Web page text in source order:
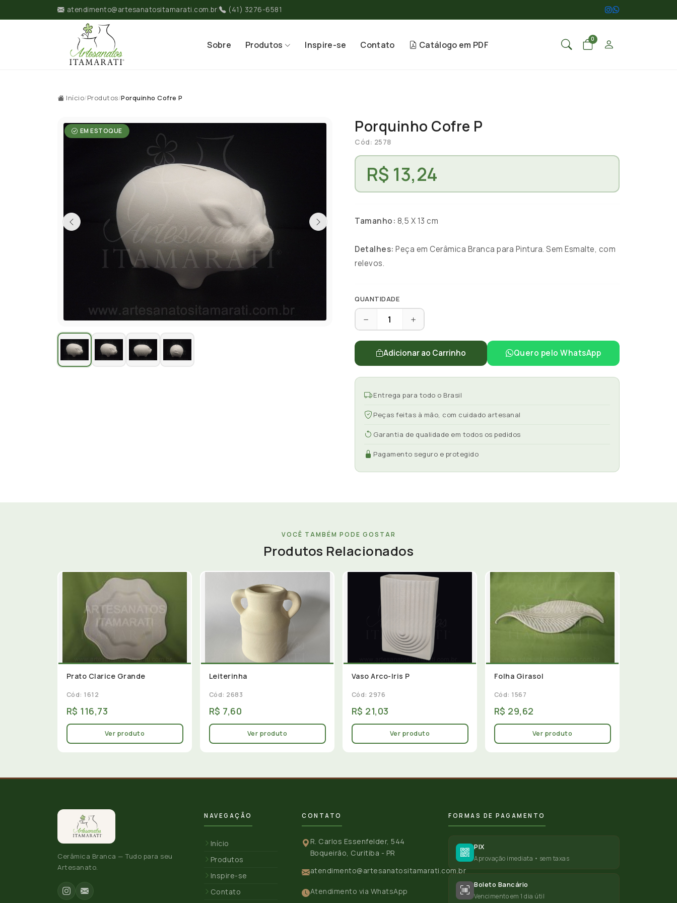
atendimento@artesanatositamarati.com.br| (41) 3276-6581
Sobre Produtos Inspire-se Contato Catálogo em PDF
0
Início/Produtos/Porquinho Cofre P
EM ESTOQUE Porquinho Cofre P
Cód: 2578
R$ 13,24
Tamanho: 8,5 X 13 cm
Detalhes: Peça em Cerâmica Branca para Pintura. Sem Esmalte, com
relevos.
QUANTIDADE
Adicionar ao Carrinho Quero pelo WhatsApp
Entrega para todo o Brasil
Peças feitas à mão, com cuidado artesanal
Garantia de qualidade em todos os pedidos
Pagamento seguro e protegido
VOCÊ TAMBÉM PODE GOSTAR
Produtos Relacionados
Prato Clarice Grande
Cód: 1612
R$ 116,73
Ver produto
Leiterinha
Cód: 2683
R$ 7,60
Ver produto
Vaso Arco-Iris P
Cód: 2976
R$ 21,03
Ver produto
Folha Girasol
Cód: 1567
R$ 29,62
Ver produto
Cerâmica Branca — Tudo para seu
Artesanato.
NAVEGAÇÃO
Início
Produtos
Inspire-se
Contato
CONTATO
R. Carlos Essenfelder, 544
Boqueirão, Curitiba - PR
atendimento@artesanatositamarati.com.br
Atendimento via WhatsApp
FORMAS DE PAGAMENTO
PIX
Aprovação imediata • sem taxas
Boleto Bancário
Vencimento em 1 dia útil